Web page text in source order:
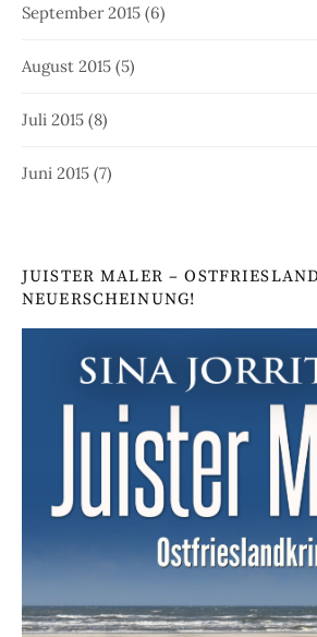
September 2015 (6)
August 2015 (5)
Juli 2015 (8)
Juni 2015 (7)
JUISTER MALER –
NEUERSCHEINUNG!